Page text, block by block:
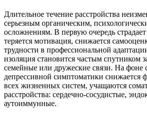
Длительное течение расстройства
серьезным органическим,
осложнениям. В первую очередь
теряется мотивация, снижается
трудности в профессиональной
изоляция становится частым спутником
семейные или дружеские связи. На фоне
депрессивной симптоматики снижается
всех жизненных систем, учащаются
расстройства: сердечно-сосудистые,
аутоиммунные.